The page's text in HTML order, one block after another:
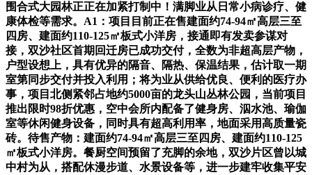
围合式大园林正正在加紧打制中！满脚业从日常小病诊疗、健
康体检等需求。A1：项目目前正在售建面约74-94㎡高层三至
四房、建面约110-125㎡板式小洋房，接通即有发卖参谋对
接，双沙社区首期回迁房已成功交付，全数为非超高层产物，
户型设想上，具有优异的隔音、隔热、保温结果，估计取一期
室第同步交付并投入利用；将为业从供给优良、便利的医疗办
事，项目北侧紧邻占地约5000亩的龙头山丛林公园，当前项目
推出限时98折优惠，空中会所内配备了健身房、泅水池、瑜伽
室等休闲健身设备，同时具有超高利用率，地面采用高质量瓷
砖。待售产物：建面约74-94㎡高层三至四房、建面约110-125
㎡板式小洋房。餐厨空间预留了充脚的余地，双沙片区曾以城
中村为从，搭配休漫步道、水景设备等，进一步建牢收集平安